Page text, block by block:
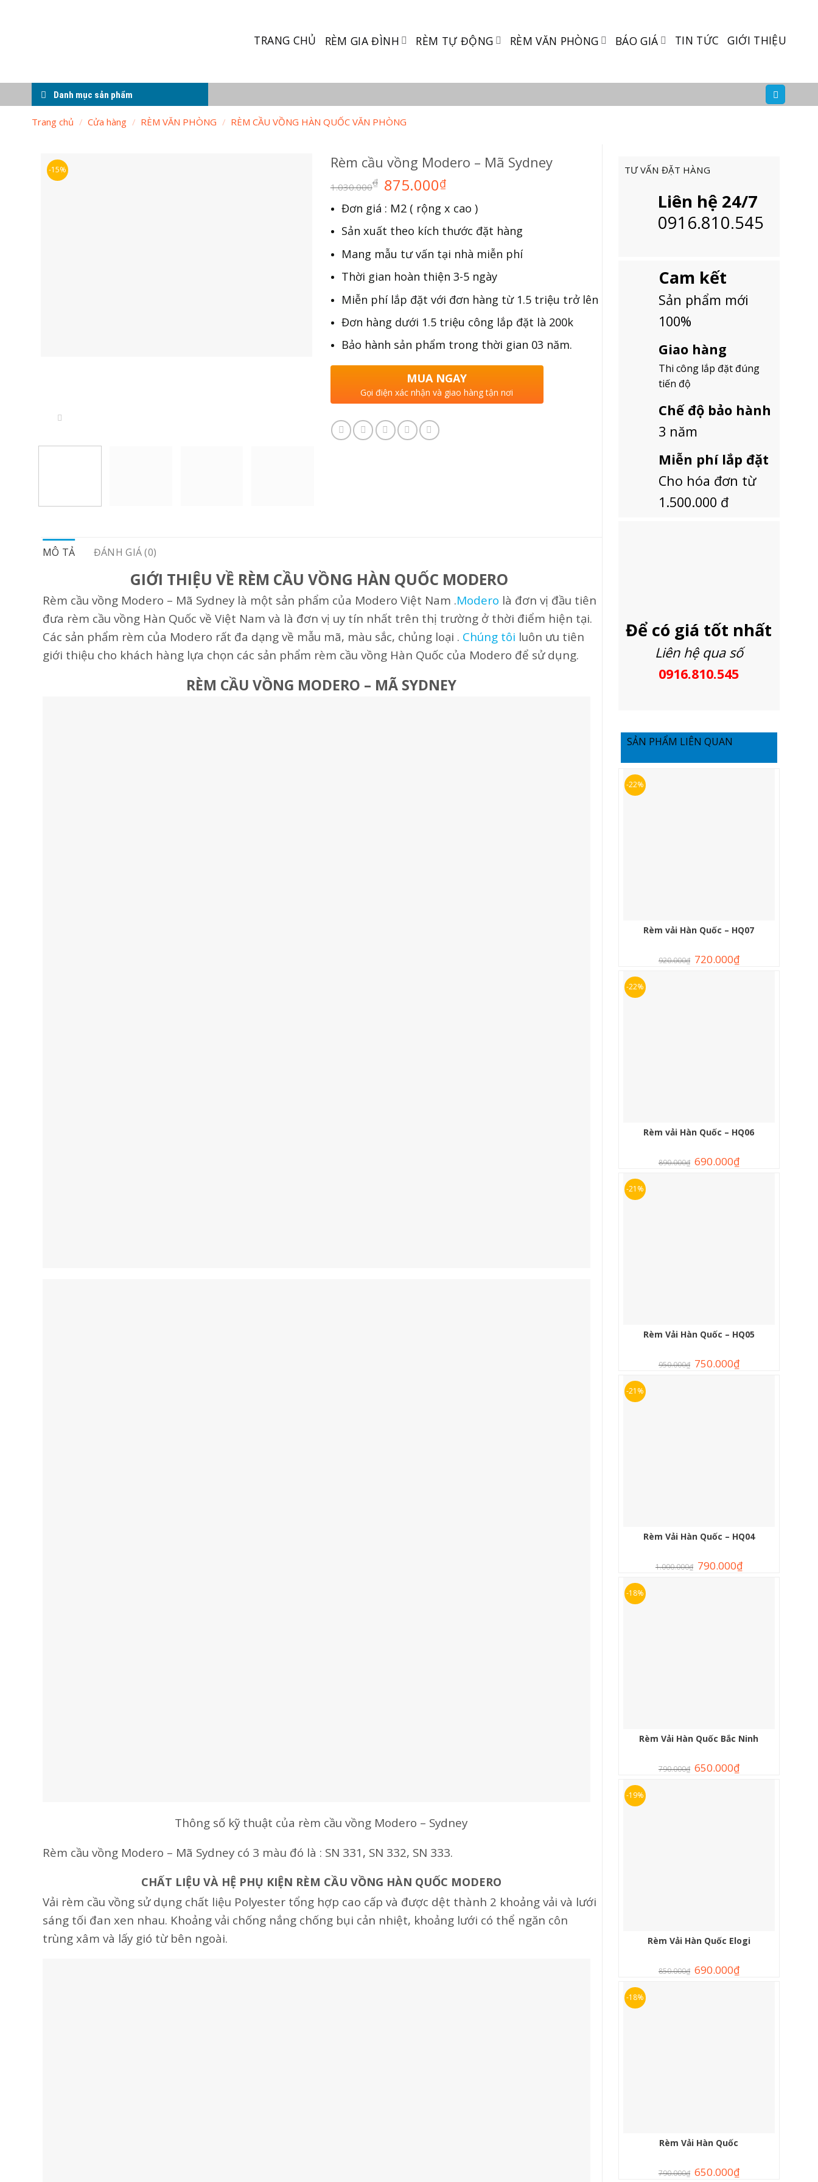
TRANG CHỦ RÈM GIA ĐÌNH RÈM TỰ ĐỘNG RÈM VĂN PHÒNG BÁO GIÁ TIN TỨC GIỚI THIỆU
Danh mục sản phẩm
Trang chủ / Cửa hàng / RÈM VĂN PHÒNG / RÈM CẦU VỒNG HÀN QUỐC VĂN PHÒNG
TƯ VẤN ĐẶT HÀNG
Liên hệ 24/7
0916.810.545
Cam kết
Sản phẩm mới
100%
Giao hàng
Thi công lắp đặt đúng
tiến độ
Chế độ bảo hành
3 năm
Miễn phí lắp đặt
Cho hóa đơn từ
1.500.000 đ
Để có giá tốt nhất
Liên hệ qua số
0916.810.545
SẢN PHẨM LIÊN QUAN
-22%
Rèm vải Hàn Quốc – HQ07
920.000₫ 720.000₫
-22%
Rèm vải Hàn Quốc – HQ06
890.000₫ 690.000₫
-21%
Rèm Vải Hàn Quốc – HQ05
950.000₫ 750.000₫
-21%
Rèm Vải Hàn Quốc – HQ04
1.000.000₫ 790.000₫
-18%
Rèm Vải Hàn Quốc Bắc Ninh
790.000₫ 650.000₫
-19%
Rèm Vải Hàn Quốc Elogi
850.000₫ 690.000₫
-18%
Rèm Vải Hàn Quốc
790.000₫ 650.000₫
-15% Rèm cầu vồng Modero – Mã Sydney
1.030.000₫ 875.000₫
Đơn giá : M2 ( rộng x cao )
Sản xuất theo kích thước đặt hàng
Mang mẫu tư vấn tại nhà miễn phí
Thời gian hoàn thiện 3-5 ngày
Miễn phí lắp đặt với đơn hàng từ 1.5 triệu trở lên
Đơn hàng dưới 1.5 triệu công lắp đặt là 200k
Bảo hành sản phẩm trong thời gian 03 năm.
MUA NGAY
Gọi điện xác nhận và giao hàng tận nơi
MÔ TẢ ĐÁNH GIÁ (0)
GIỚI THIỆU VỀ RÈM CẦU VỒNG HÀN QUỐC MODERO
Rèm cầu vồng Modero – Mã Sydney là một sản phẩm của Modero Việt Nam .Modero là đơn vị đầu tiên
đưa rèm cầu vồng Hàn Quốc về Việt Nam và là đơn vị uy tín nhất trên thị trường ở thời điểm hiện tại.
Các sản phẩm rèm của Modero rất đa dạng về mẫu mã, màu sắc, chủng loại . Chúng tôi luôn ưu tiên
giới thiệu cho khách hàng lựa chọn các sản phẩm rèm cầu vồng Hàn Quốc của Modero để sử dụng.
RÈM CẦU VỒNG MODERO – MÃ SYDNEY
Thông số kỹ thuật của rèm cầu vồng Modero – Sydney
Rèm cầu vồng Modero – Mã Sydney có 3 màu đó là : SN 331, SN 332, SN 333.
CHẤT LIỆU VÀ HỆ PHỤ KIỆN RÈM CẦU VỒNG HÀN QUỐC MODERO
Vải rèm cầu vồng sử dụng chất liệu Polyester tổng hợp cao cấp và được dệt thành 2 khoảng vải và lưới
sáng tối đan xen nhau. Khoảng vải chống nắng chống bụi cản nhiệt, khoảng lưới có thể ngăn côn
trùng xâm và lấy gió từ bên ngoài.